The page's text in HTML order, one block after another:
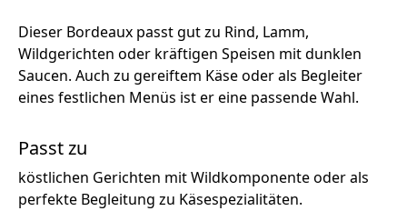
Dieser Bordeaux passt gut zu Rind, Lamm,
Wildgerichten oder kräftigen Speisen mit dunklen
Saucen. Auch zu gereiftem Käse oder als Begleiter
eines festlichen Menüs ist er eine passende Wahl.
Passt zu
köstlichen Gerichten mit Wildkomponente oder als
perfekte Begleitung zu Käsespezialitäten.